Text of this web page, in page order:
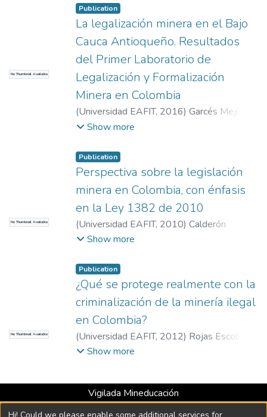
No Thumbnail Available
Publication
La legalización minera en el Bajo
Cauca Antioqueño. Resultados
del Primer Laboratorio de
Legalización y Formalización
Minera en Colombia
(Universidad EAFIT, 2016) Garcés Mejía,
Gloria Patricia;
Show more
No Thumbnail Available
Publication
Perspectiva sobre la legislación
minera en Colombia, con énfasis
en la Ley 1382 de 2010
(Universidad EAFIT, 2010) Calderón
España, Luisa Fernanda
Show more
No Thumbnail Available
Publication
¿Qué se protege realmente con la
criminalización de la minería ilegal
en Colombia?
(Universidad EAFIT, 2012) Rojas Escobar,
Laura;Restrepo Rodríguez, Diana María
Show more
Vigilada Mineducación
Universidad con Acreditación Institucional hasta 2026 -